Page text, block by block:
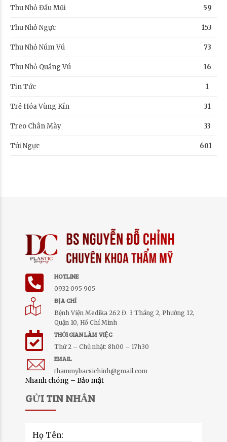
Thu Nhỏ Đầu Mũi 59
Thu Nhỏ Ngực 153
Thu Nhỏ Núm Vú 73
Thu Nhỏ Quầng Vú 16
Tin Tức 1
Trẻ Hóa Vùng Kín 31
Treo Chân Mày 33
Túi Ngực 601
HOTLINE
0932 095 905
ĐỊA CHỈ
Bệnh Viện Medika 262 Đ. 3 Tháng 2, Phường 12,
Quận 10, Hồ Chí Minh
THỜI GIAN LÀM VIỆC
Thứ 2 – Chủ nhật: 8h00 – 17h30
EMAIL
thammybacsichinh@gmail.com
Nhanh chóng – Bảo mật
GỬI TIN NHẮN
Họ Tên:
Hà My
50 phút trước